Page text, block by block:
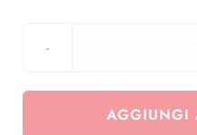
AGGIUNGI